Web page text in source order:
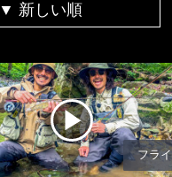
▼ 新しい順
フライ